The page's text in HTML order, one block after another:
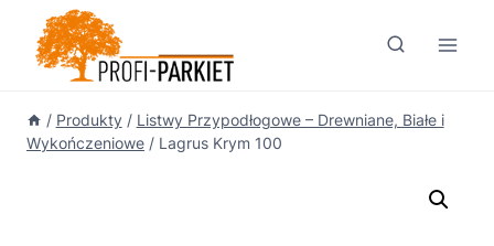
Przejdź
treści
/ Produkty / Listwy Przypodłogowe – Drewniane, Białe i
Wykończeniowe / Lagrus Krym 100